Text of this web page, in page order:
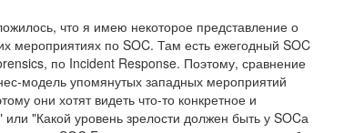
что я имею некоторое представление о
мероприятиях по SOC. Там есть ежегодный SOC
по Incident Response. Поэтому, сравнение
модель упомянутых западных мероприятий
они хотят видеть что-то конкретное и
"Какой уровень зрелости должен быть у SOCа